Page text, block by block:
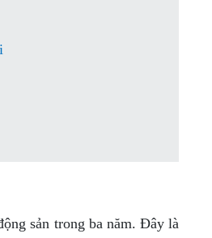
sản trong ba năm. Đây là